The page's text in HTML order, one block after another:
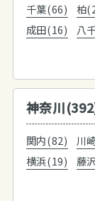
千葉(66) 柏
成田(16)
八
神奈川
関内(82) 川
横浜(19)
藤